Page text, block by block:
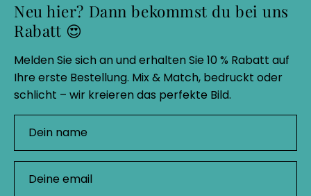
Neu hier? Dann bekommst du bei uns
Rabatt 😍
Melden Sie sich an und erhalten Sie 10 % Rabatt auf
Ihre erste Bestellung. Mix & Match, bedruckt oder
schlicht – wir kreieren das perfekte Bild.